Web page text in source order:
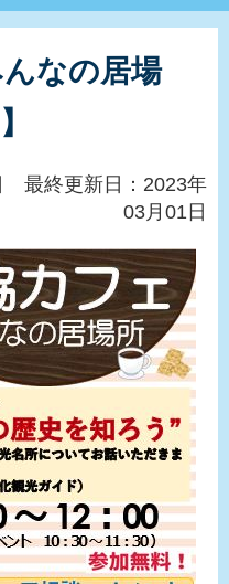
なの居場
最終更新日：2023年
03月01日